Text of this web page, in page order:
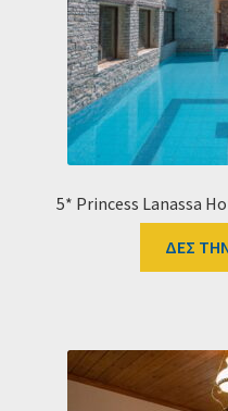
Ταμείο
HOME
5* Princess Lanassa
ΔΕΣ